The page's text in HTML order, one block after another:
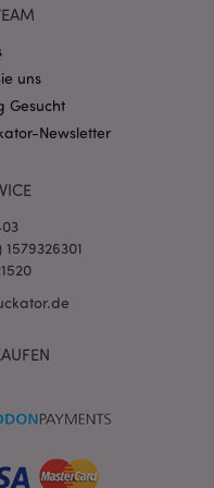
uns
Gesucht
Newsletter
www.puckator.de
PHP.net